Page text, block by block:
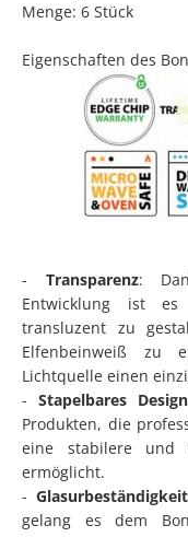
Menge: 6 Stück
Eigenschaften des
- Transparenz:
Entwicklung ist es
transluzent zu
Elfenbeinweiß zu
Lichtquelle einen
- Stapelbares Design
Produkten, die
eine stabilere und
ermöglicht.
-Glasurbeständigkeit
gelang es dem